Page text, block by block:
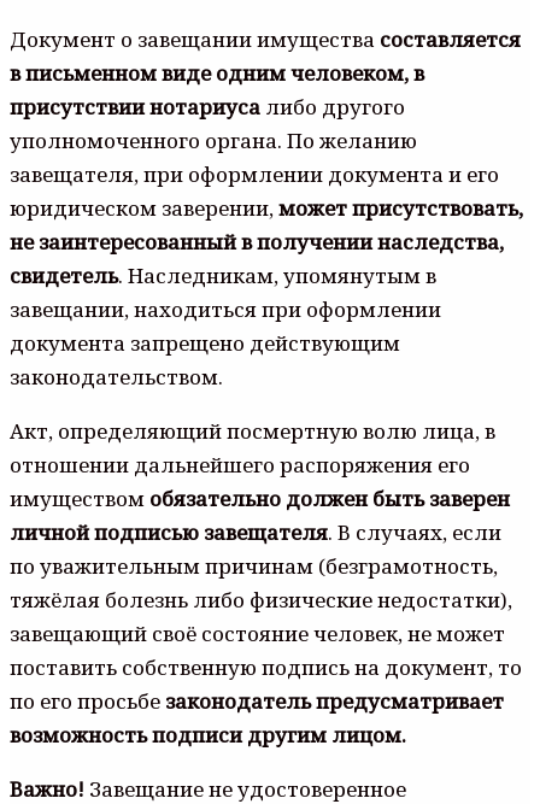
Документ о завещании имущества составляется
в письменном виде одним человеком, в
присутствии нотариуса либо другого
уполномоченного органа. По желанию
завещателя, при оформлении документа и его
юридическом заверении,может присутствовать,
не заинтересованный в получении наследства,
свидетель. Наследникам, упомянутым в
завещании, находиться при оформлении
документа запрещено действующим
законодательством.
Акт, определяющий посмертную волю лица, в
отношении дальнейшего распоряжения его
имуществом обязательно должен быть заверен
личной подписью завещателя. В случаях, если
по уважительным причинам (безграмотность,
тяжёлая болезнь либо физические недостатки),
завещающий своё состояние человек, не может
поставить собственную подпись на документ, то
по его просьбе законодатель предусматривает
возможность подписи другим лицом.
Важно! Завещание не удостоверенное